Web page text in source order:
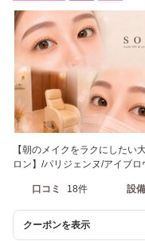
【朝のメイクをラクにしたい
ロン】/パリジェンヌ/アイブロ
口コミ 18件 設備
クーポンを表示